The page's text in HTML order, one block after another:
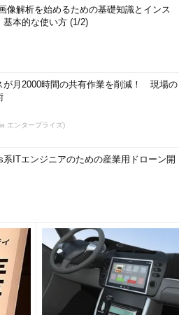
像解析を始めるための基礎知識とインス
基本的な使い方 (1/2)
が月2000時間の共有作業を削減！ 現場の
エンタープライズ)
系ITエンジニアのための産業用ドローン開